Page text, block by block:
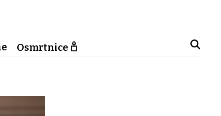
Osmrtnice